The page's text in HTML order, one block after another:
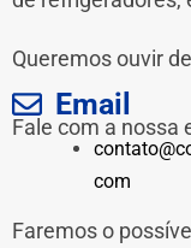
Queremos ouvir
Email
Fale com a nossa
com
Faremos o